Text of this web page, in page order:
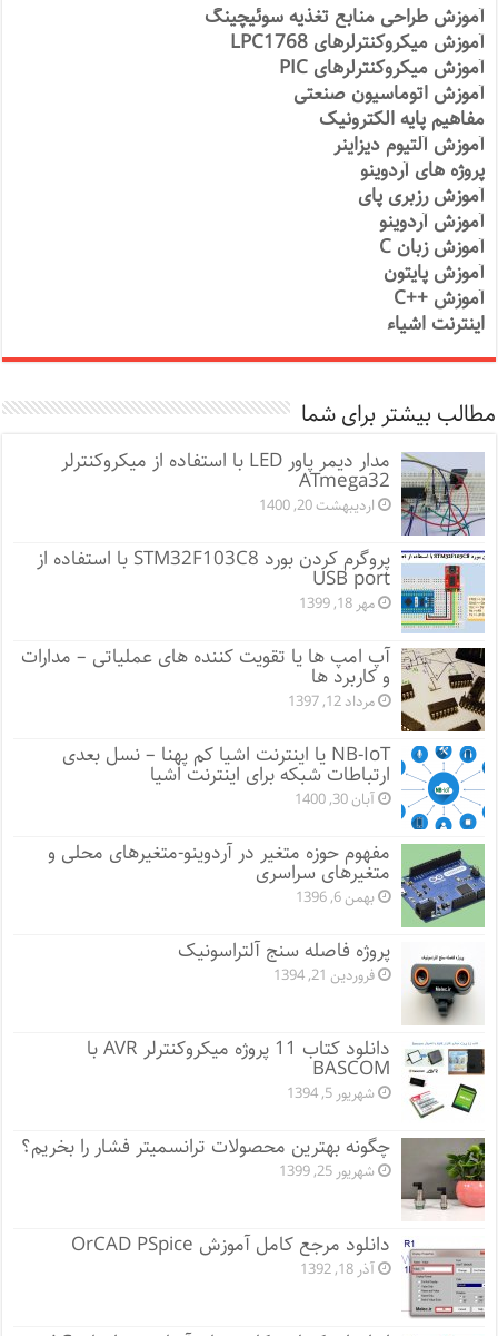
آموزش طراحی منابع تغذیه سوئیچینگ
آموزش میکروکنترلرهای LPC1768
آموزش میکروکنترلرهای PIC
آموزش اتوماسیون صنعتی
مفاهیم پایه الکترونیک
آموزش آلتیوم دیزاینر
پروژه های آردوینو
آموزش رزبری پای
آموزش آردوینو
آموزش زبان C
آموزش پایتون
آموزش ++C
اینترنت اشیاء
مطالب بیشتر برای شما
مدار دیمر پاور LED با استفاده از میکروکنترلر
ATmega32
اردیبهشت 20, 1400
پروگرم کردن بورد STM32F103C8 با استفاده از
USB port
مهر 18, 1399
آپ امپ ها یا تقویت کننده های عملیاتی – مدارات
و کاربرد ها
مرداد 12, 1397
NB-IoT یا اینترنت اشیا کم پهنا – نسل بعدی
ارتباطات شبکه برای اینترنت اشیا
آبان 30, 1400
مفهوم حوزه متغیر در آردوینو-متغیرهای محلی و
متغیرهای سراسری
بهمن 6, 1396
پروژه فاصله سنج آلتراسونیک
فروردین 21, 1394
دانلود کتاب 11 پروژه میکروکنترلر AVR با
BASCOM
شهریور 5, 1394
چگونه بهترین محصولات ترانسمیتر فشار را بخریم؟
شهریور 25, 1399
دانلود مرجع کامل آموزش OrCAD PSpice
آذر 18, 1392